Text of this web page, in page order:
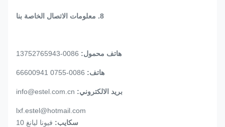
8. معلومات الاتصال الخاصة بنا
هاتف محمول:
هاتف:
بريد الالكتروني: info@estel.com.cn
lxf.estel@hotmail.com
سكايب: فيونا ليانغ 10